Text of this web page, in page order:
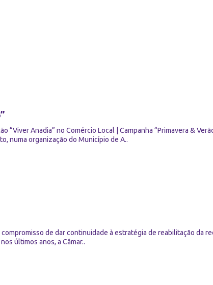
“Viver Anadia” no Comércio Local | Campanha “Primavera &
numa organização do Município de A..
de dar continuidade à estratégia de reabilitação da
últimos anos, a Câmar..